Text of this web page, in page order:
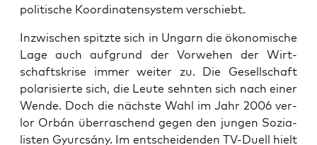
poli­ti­sche Koor­di­na­ten­sys­tem verschiebt.
Inzwi­schen spitz­te sich in Ungarn die öko­no­mi­sche
Lage auch auf­grund der Vor­we­hen der Wirt­
schafts­kri­se immer wei­ter zu. Die Gesell­schaft
pola­ri­sier­te sich, die Leu­te sehn­ten sich nach einer
Wen­de. Doch die nächs­te Wahl im Jahr 2006 ver­
lor Orbán über­ra­schend gegen den jun­gen Sozia­
lis­ten Gyurcsá­ny. Im ent­schei­den­den TV-Duell hielt